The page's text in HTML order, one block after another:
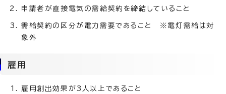
申請者が直接電気の需給契約を締結していること
需給契約の区分が電力需要であること ※電灯需給は対
象外
雇用
雇用創出効果が3人以上であること